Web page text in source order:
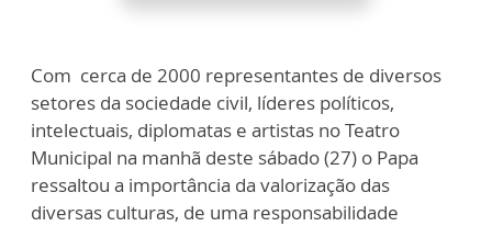
Com cerca de 2000 representantes de diversos
setores da sociedade civil, líderes políticos,
intelectuais, diplomatas e artistas no Teatro
Municipal na manhã deste sábado (27) o Papa
ressaltou a importância da valorização das
diversas culturas, de uma responsabilidade